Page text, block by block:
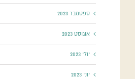
ספטמבר 2023
אוגוסט 2023
יולי 2023
יוני 2023